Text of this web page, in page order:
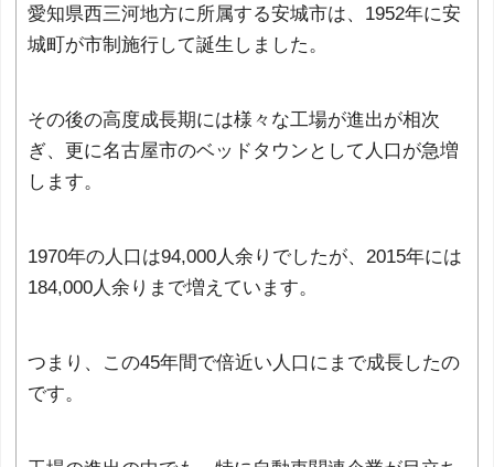
愛知県西三河地方に所属する安城市は、1952年に安
城町が市制施行して誕生しました。
その後の高度成長期には様々な工場が進出が相次
ぎ、更に名古屋市のベッドタウンとして人口が急増
します。
1970年の人口は94,000人余りでしたが、2015年には
184,000人余りまで増えています。
つまり、この45年間で倍近い人口にまで成長したの
です。